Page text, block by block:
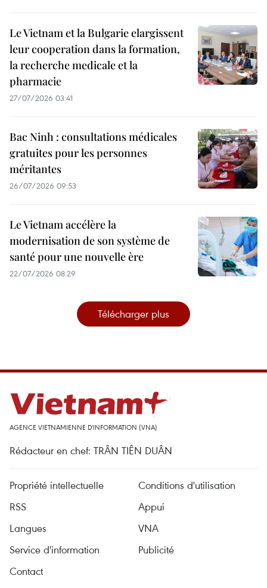
Le Vietnam et la Bulgarie elargissent
leur cooperation dans la formation,
la recherche medicale et la
pharmacie
27/07/2026 03:41
Bac Ninh : consultations médicales
gratuites pour les personnes
méritantes
26/07/2026 09:53
Le Vietnam accélère la
modernisation de son système de
santé pour une nouvelle ère
22/07/2026 08:29
Télécharger plus
AGENCE VIETNAMIENNE D'INFORMATION (VNA)
Rédacteur en chef: TRÂN TIÊN DUÂN
Propriété intellectuelle
Conditions d'utilisation
RSS
Appui
Langues
VNA
Service d'information
Publicité
Contact